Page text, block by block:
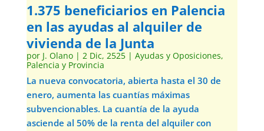
1.375 beneficiarios en Palencia
en las ayudas al alquiler de
vivienda de la Junta
por J. Olano| 2 Dic, 2525| Ayudas y Oposiciones,
Palencia y Provincia
La nueva convocatoria, abierta hasta el 30 de
enero, aumenta las cuantías máximas
subvencionables. La cuantía de la ayuda
asciende al 50% de la renta del alquiler con